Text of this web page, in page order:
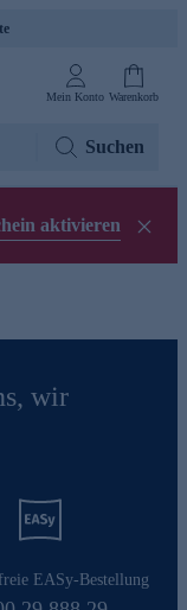
Mein Konto Warenkorb
Suchen
aktivieren
wir
EASy-Bestellung